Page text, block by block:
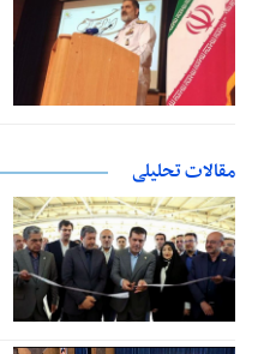
مقالات تحلیلی